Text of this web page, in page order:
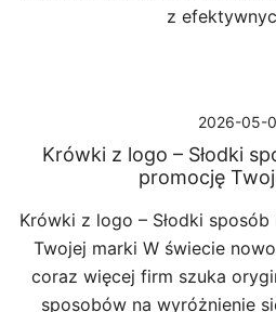
z
2026-05-
Krówki z logo – Słodki
promocję
Krówki z logo – Słodki
Twojej marki W świecie
coraz więcej firm szuka
sposobów na wyróżnienie